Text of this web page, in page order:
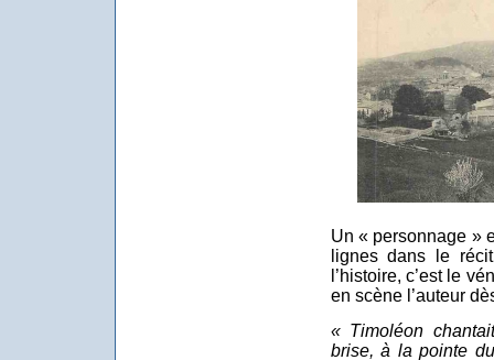
Un « personnage »
lignes dans le
l’histoire, c’est le
en scène l’auteur
« Timoléon
brise, à la pointe